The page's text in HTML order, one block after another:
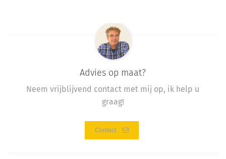
Advies op maat?
Neem vrijblijvend contact met mij op, ik help u
graag!
Contact